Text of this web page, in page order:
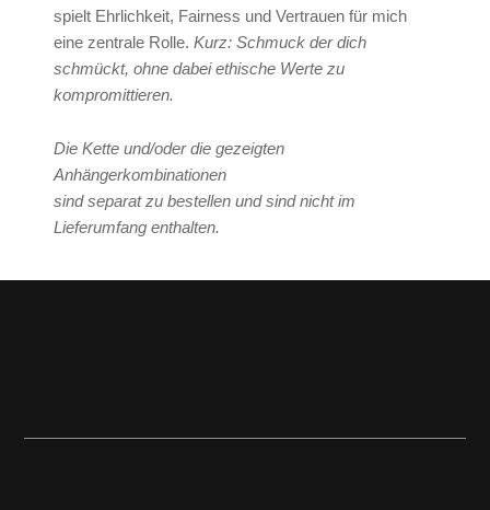
spielt Ehrlichkeit, Fairness und Vertrauen für mich
eine zentrale Rolle. Kurz: Schmuck der dich
schmückt, ohne dabei ethische Werte zu
kompromittieren.
Die Kette und/oder die gezeigten
Anhängerkombinationen
sind separat zu bestellen und sind nicht im
Lieferumfang enthalten.